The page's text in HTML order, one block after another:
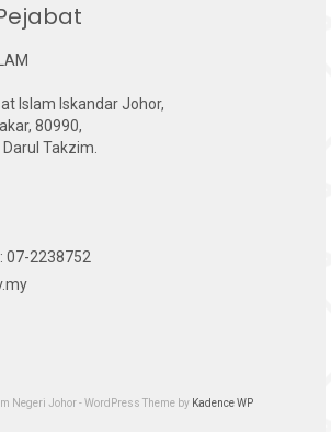
Islam Iskandar Johor,
80990,
Takzim.
07-2238752
Negeri Johor - WordPress Theme by Kadence WP